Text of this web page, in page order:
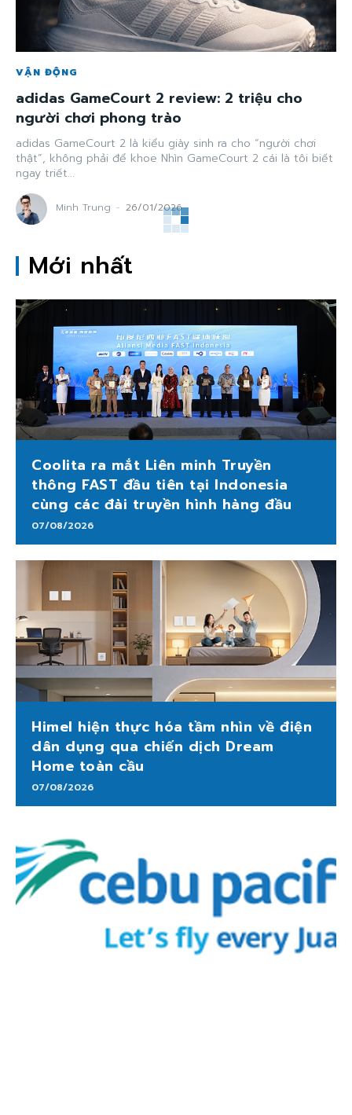
VẬN ĐỘNG
adidas GameCourt 2 review: 2 triệu cho
người chơi phong trào
adidas GameCourt 2 là kiểu giày sinh ra cho “người chơi
thật”, không phải để khoe Nhìn GameCourt 2 cái là tôi biết
ngay triết...
Minh Trung - 26/01/2026
Mới nhất
Coolita ra mắt Liên minh Truyền
thông FAST đầu tiên tại Indonesia
cùng các đài truyền hình hàng đầu
07/08/2026
Himel hiện thực hóa tầm nhìn về điện
dân dụng qua chiến dịch Dream
Home toàn cầu
07/08/2026